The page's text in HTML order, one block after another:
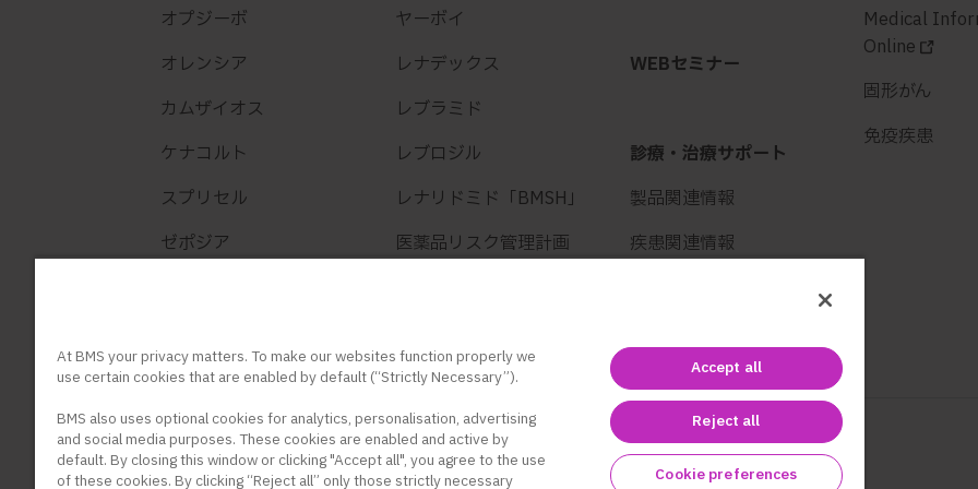
オプジーボ
オレンシア
カムザイオス
ケナコルト
スプリセル
ゼポジア
ヤーボイ
レナデックス
レブラミド
レブロジル
レナリドミド「BMSH」
医薬品リスク管理計画
WEBセミナー
診療・治療サポート
製品関連情報
疾患関連情報
Medical
Online
固形がん
免疫疾患
At BMS your privacy matters. To make our websites function properly we
use certain cookies that are enabled by default (“Strictly Necessary”).
BMS also uses optional cookies for analytics, personalisation, advertising
and social media purposes. These cookies are enabled and active by
default. By closing this window or clicking "Accept all", you agree to the use
of these cookies. By clicking “Reject all” only those strictly necessary
Accept all
Reject all
Cookie preferences